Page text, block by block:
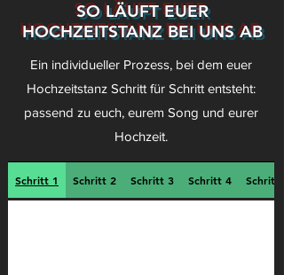
SO LÄUFT EUER
HOCHZEITSTANZ BEI UNS AB
Ein individueller Prozess, bei dem euer
Hochzeitstanz Schritt für Schritt entsteht:
passend zu euch, eurem Song und eurer
Hochzeit.
Schritt 1 Schritt 2 Schritt 3 Schritt 4 Schritt 5